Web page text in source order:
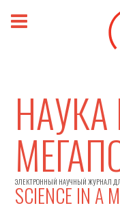
НАУКА
ЭЛЕКТРОННЫЙ НАУЧНЫЙ ЖУРНАЛ
SCIENCE IN A